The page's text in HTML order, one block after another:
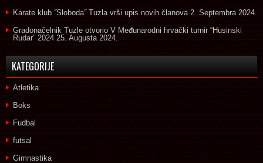
Karate klub ˝Sloboda˝ Tuzla vrši upis novih članova 2. Septembra 2024.
Gradonačelnik Tuzle otvorio V Međunarodni hrvački turnir “Husinski
Rudar” 2024 25. Augusta 2024.
KATEGORIJE
Atletika
Boks
Fudbal
futsal
Gimnastika